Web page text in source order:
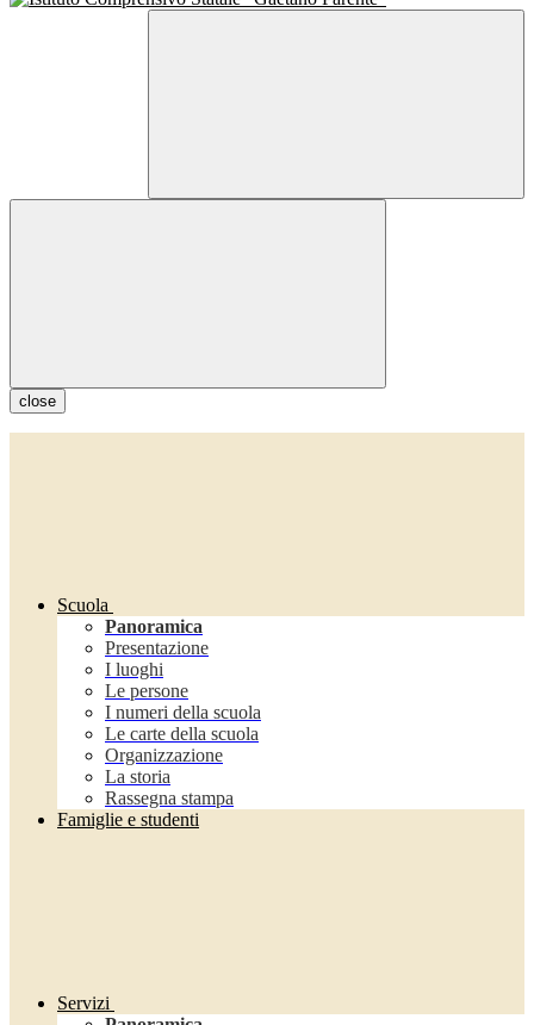
close
Scuola
Panoramica
Presentazione
I luoghi
Le persone
I numeri della scuola
Le carte della scuola
Organizzazione
La storia
Rassegna stampa
Famiglie e studenti
Servizi